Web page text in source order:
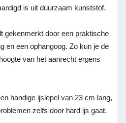
is uit duurzaam kunststof.
gekenmerkt door een praktische
en een ophangoog. Zo kun je de
van het aanrecht ergens
handige ijslepel van 23 cm lang,
zelfs door hard ijs gaat.